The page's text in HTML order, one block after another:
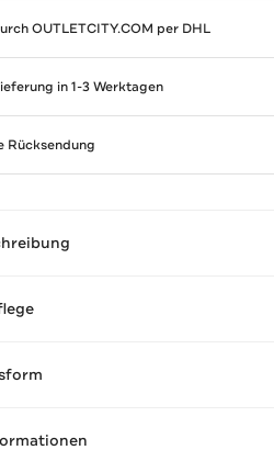
OUTLETCITY.COM per DHL
in 1-3 Werktagen
Rücksendung